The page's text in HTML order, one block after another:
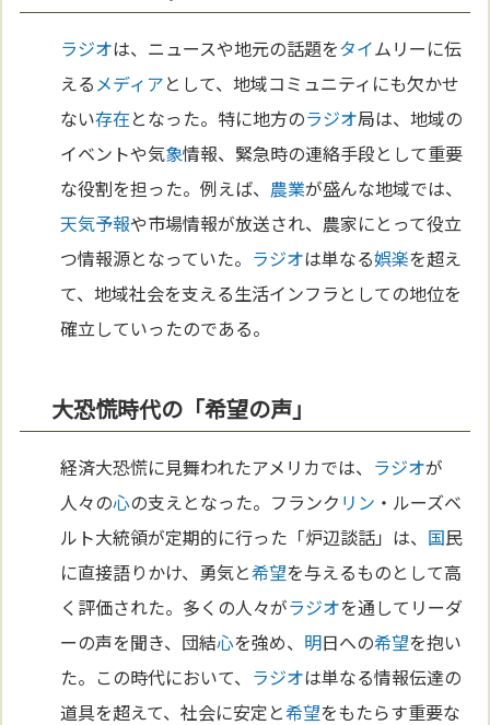
ラジオは、ニュースや地元の話題をタイムリーに伝
える メディアとして、地域コミュニティにも欠かせ
ない存在となった。特に地方のラジオ局は、地域の
イベントや気象情報、緊急時の連絡手段として重要
な役割を担った。例えば、 農業が盛んな地域では、
天気予報や市場情報が放送され、農家にとって役立
つ情報源となっていた。 ラジオは単なる娯楽を超え
て、地域社会を支える生活インフラとしての地位を
確立していったのである。
大恐慌時代の「希望の声」
経済大恐慌に見舞われたアメリカでは、 ラジオが
人々の心の支えとなった。フランク リン ・ルーズベ
ルト大統領が定期的に行った「炉辺談話」は、 国民
に直接語りかけ、勇気と希望を与えるものとして高
く評価された。多くの人々がラジオを通してリーダ
ーの声を聞き、団結心を強め、 明日への希望を抱い
た。この時代において、 ラジオは単なる情報伝達の
道具を超えて、社会に安定と希望をもたらす重要な